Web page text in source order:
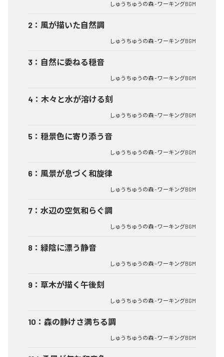
しゅうちゅうの森 - ワーキングBGM
2 ： 風が描いた自然調
しゅうちゅうの森 - ワーキングBGM
3 ： 自然に委ねる穏音
しゅうちゅうの森 - ワーキングBGM
4 ： 木々と水が溶ける刻
しゅうちゅうの森 - ワーキングBGM
5 ： 穏景色に寄り添う音
しゅうちゅうの森 - ワーキングBGM
6 ： 風景が息づく和旋律
しゅうちゅうの森 - ワーキングBGM
7 ： 水辺の空気和らぐ調
しゅうちゅうの森 - ワーキングBGM
8 ： 緑陰に漂う静音
しゅうちゅうの森 - ワーキングBGM
9 ： 草木が描く午後刻
しゅうちゅうの森 - ワーキングBGM
10 ： 森の静けさ満ちる調
しゅうちゅうの森 - ワーキングBGM